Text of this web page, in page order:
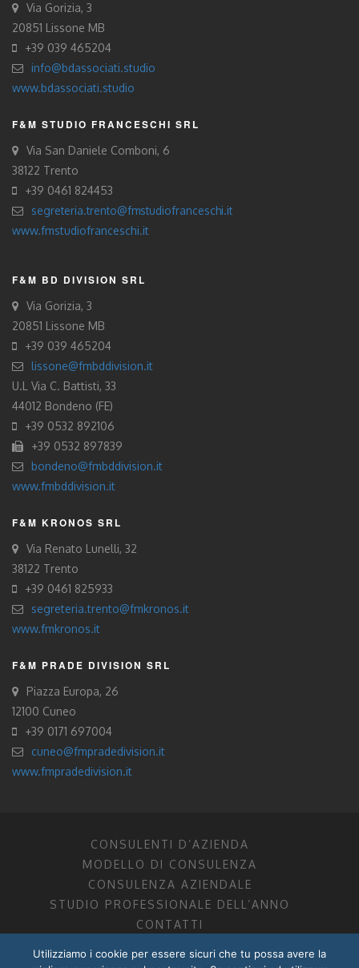
Via Gorizia, 3
20851 Lissone MB
+39 039 465204
info@bdassociati.studio
www.bdassociati.studio
F&M STUDIO FRANCESCHI SRL
Via San Daniele Comboni, 6
38122 Trento
+39 0461 824453
segreteria.trento@fmstudiofranceschi.it
www.fmstudiofranceschi.it
F&M BD DIVISION SRL
Via Gorizia, 3
20851 Lissone MB
+39 039 465204
lissone@fmbddivision.it
U.L Via C. Battisti, 33
44012 Bondeno (FE)
+39 0532 892106
+39 0532 897839
bondeno@fmbddivision.it
www.fmbddivision.it
F&M KRONOS SRL
Via Renato Lunelli, 32
38122 Trento
+39 0461 825933
segreteria.trento@fmkronos.it
www.fmkronos.it
F&M PRADE DIVISION SRL
Piazza Europa, 26
12100 Cuneo
+39 0171 697004
cuneo@fmpradedivision.it
www.fmpradedivision.it
CONSULENTI D’AZIENDA
MODELLO DI CONSULENZA
CONSULENZA AZIENDALE
STUDIO PROFESSIONALE DELL’ANNO
CONTATTI
FM CONSULENTI D’AZIENDA SOCIETÀ TRA PROFESSIONISTI
Utilizziamo i cookie per essere sicuri che tu possa avere la